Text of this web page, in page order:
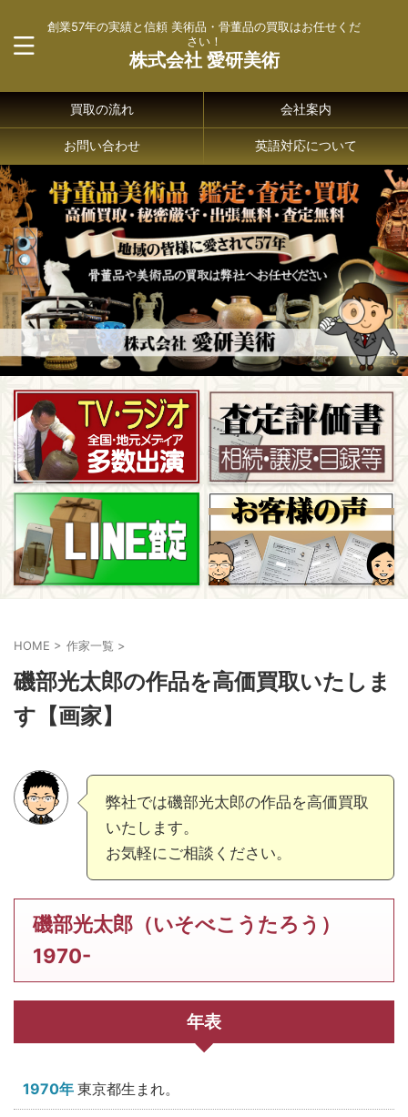
創業57年の実績と信頼 美術品・骨董品の買取はお任せくだ
さい！
株式会社 愛研美術
買取の流れ 会社案内
お問い合わせ 英語対応について
HOME > 作家一覧 >
磯部光太郎の作品を高価買取いたしま
す【画家】
弊社では磯部光太郎の作品を高価買取
いたします。
お気軽にご相談ください。
磯部光太郎（いそべこうたろう）
1970-
年表
1970年 東京都生まれ。